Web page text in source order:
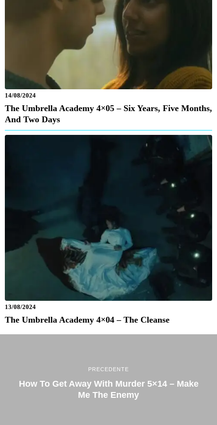
14/08/2024
The Umbrella Academy 4×05 – Six Years, Five Months,
And Two Days
13/08/2024
The Umbrella Academy 4×04 – The Cleanse
PRECEDENTE
How To Get Away With Murder 5×14 – Make
Me The Enemy